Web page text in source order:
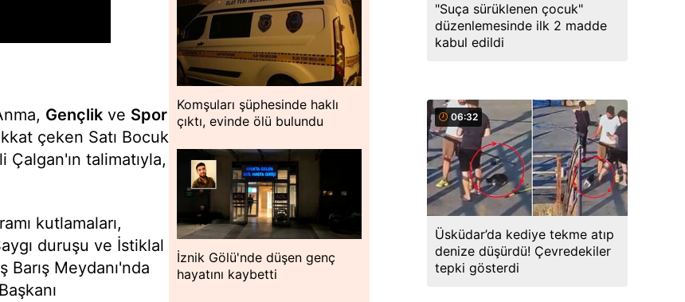
Gençlik ve Spor
çeken Satı Bocuk
Çalgan'ın talimatıyla,
kutlamaları,
duruşu ve İstiklal
Barış Meydanı'nda
Komşuları şüphesinde haklı
çıktı, evinde ölü bulundu
İznik Gölü'nde düşen genç
hayatını kaybetti
"Suça sürüklenen çocuk"
düzenlemesinde ilk 2 madde
kabul edildi
06:32
Üsküdar’da kediye tekme atıp
denize düşürdü! Çevredekiler
tepki gösterdi